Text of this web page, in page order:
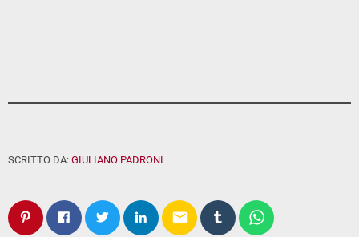
SCRITTO DA: GIULIANO PADRONI
email